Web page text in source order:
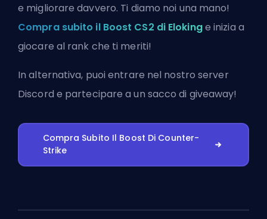
e migliorare davvero. Ti diamo noi una mano!
Compra subito il Boost CS2 di Elokinge inizia a
giocare al rank che ti meriti!
In alternativa, puoientrare nel nostro server
Discord e partecipare a un sacco di giveaway!
Compra Subito Il Boost Di Counter-
Strike